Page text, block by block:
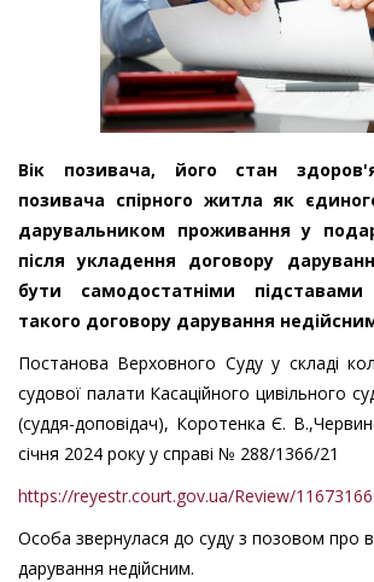
Вік позивача, його стан
позивача спірного житла як
дарувальником проживання у
після укладення договору
бути самодостатніми
такого договору дарування
Постанова Верховного Суду у складі
судової палати Касаційного цивільного
(суддя-доповідач), Коротенка Є.
січня 2024 року у справі № 288/1366/21
https://reyestr.court.gov.ua/Review/
Особа звернулася до суду з позовом про
дарування недійсним.